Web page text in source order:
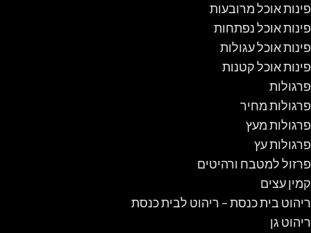
פינות אוכל מרובעות
פינות אוכל נפתחות
פינות אוכל עגולות
פינות אוכל קטנות
פרגולות
פרגולות מחיר
פרגולות מעץ
פרגולות עץ
פרזול למטבח ורהיטים
קמין עצים
ריהוט בית כנסת – ריהוט לבית כנסת
ריהוט גן